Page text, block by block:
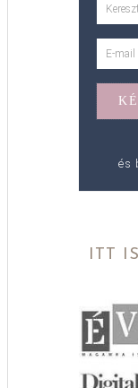
és
ITT